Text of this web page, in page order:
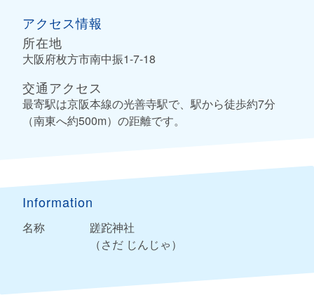
アクセス情報
所在地
大阪府枚方市南中振1-7-18
交通アクセス
最寄駅は京阪本線の光善寺駅で、駅から徒歩約7分
（南東へ約500m）の距離です。
Information
名称
蹉跎神社
（さだ じんじゃ）